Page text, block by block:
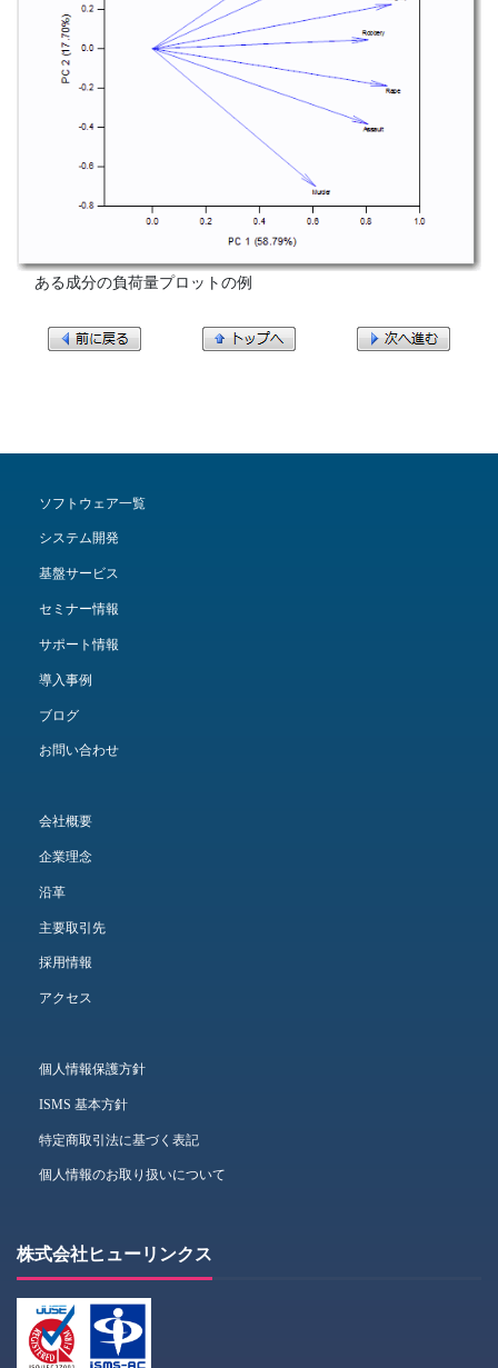
  ある成分の負荷量プロットの例
ソフトウェア一覧
システム開発
基盤サービス
セミナー情報
サポート情報
導入事例
ブログ
お問い合わせ
会社概要
企業理念
沿革
主要取引先
採用情報
アクセス
個人情報保護方針
ISMS 基本方針
特定商取引法に基づく表記
個人情報のお取り扱いについて
株式会社ヒューリンクス